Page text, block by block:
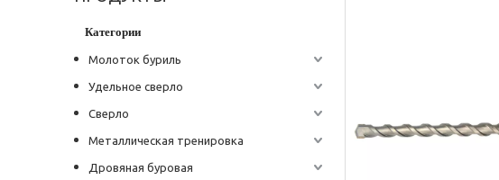
Категории
Молоток буриль
Удельное сверло
Сверло
Металлическая тренировка
Дровяная буровая